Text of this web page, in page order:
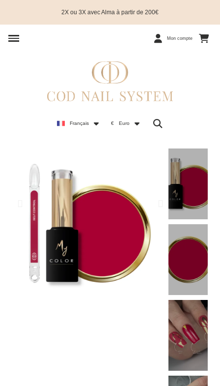
2X ou 3X avec Alma à partir de 200€
Mon compte
Français € Euro